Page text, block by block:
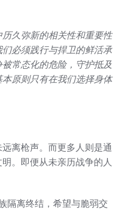
久弥新的相关性和重要性
必须践行与捍卫的鲜活承
常态化的危险，守护抵及
原则只有在我们选择身体
离枪声。而更多人则是通
。即便从未亲历战争的人
隔离终结，希望与脆弱交